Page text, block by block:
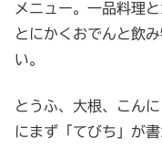
メニュー。一品料理
とにかくおでんと飲
い。
とうふ、大根、こん
にまず「てびち」が